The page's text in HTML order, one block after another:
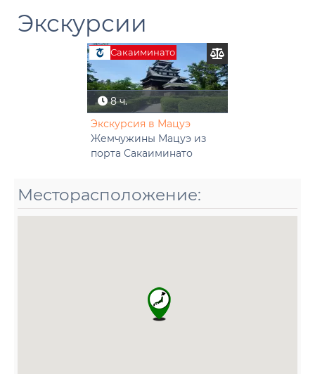
Экскурсии
Сакаиминато
8 ч.
Экскурсия в Мацуэ
Жемчужины Мацуэ из
порта Сакаиминато
Месторасположение: